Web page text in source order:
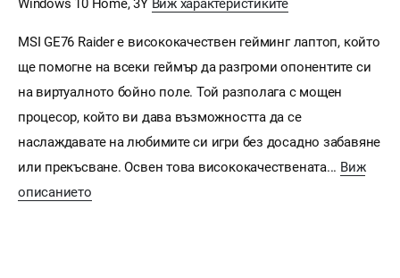
Windows 10 Home, 3Y Виж характеристиките
MSI GE76 Raider е висококачествен гейминг лаптоп, който
ще помогне на всеки геймър да разгроми опонентите си
на виртуалното бойно поле. Той разполага с мощен
процесор, който ви дава възможността да се
наслаждавате на любимите си игри без досадно забавяне
или прекъсване. Освен това висококачествената... Виж
описанието